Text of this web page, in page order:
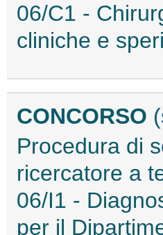
06/C1 -
cliniche e
CONCORSO
Procedura di
ricercatore a
06/I1 -
per il